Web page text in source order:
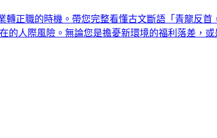
正職的時機。帶您完整看懂古文斷語「青龍反
人際風險。無論您是擔憂新環境的福利落差，